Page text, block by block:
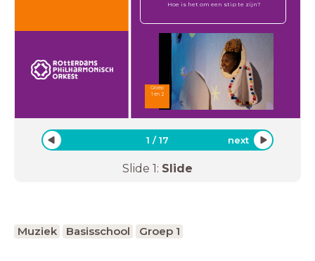
Hoe is het om een stip te zijn?
Groep
1 en 2
1 /17 next
Slide 1: Slide
Muziek Basisschool Groep 1